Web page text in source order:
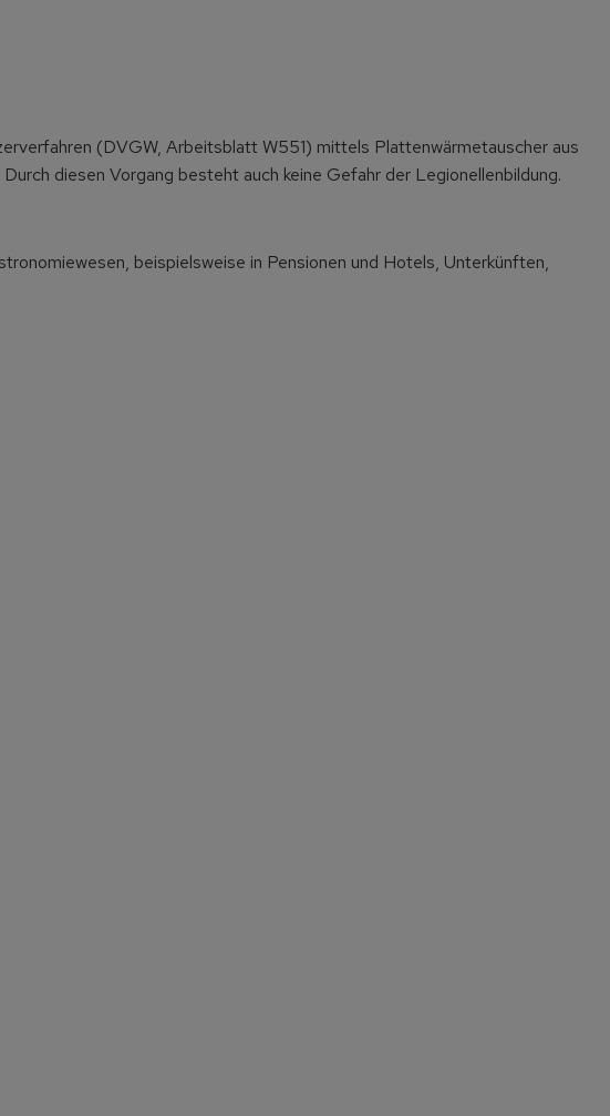
(DVGW, Arbeitsblatt W551) mittels Plattenwärmetauscher aus
diesen Vorgang besteht auch keine Gefahr der Legionellenbildung.
beispielsweise in Pensionen und Hotels, Unterkünften,